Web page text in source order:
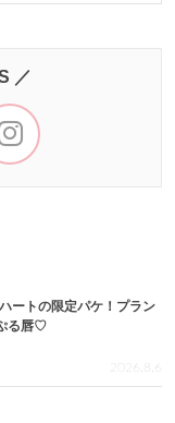
／
ートの限定パケ！プラン
る唇♡
2026.8.6